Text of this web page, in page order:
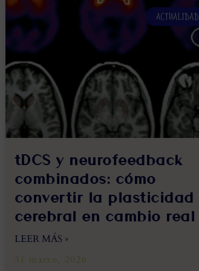
ACTUALIDAD
tDCS y neurofeedback
combinados: cómo
convertir la plasticidad
cerebral en cambio real
LEER MÁS »
31 marzo, 2026